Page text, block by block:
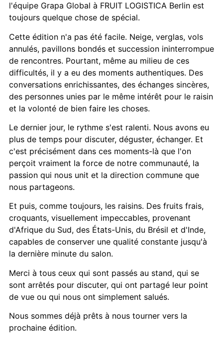
l'équipe Grapa Global à FRUIT LOGISTICA Berlin est
toujours quelque chose de spécial.
Cette édition n'a pas été facile. Neige, verglas, vols
annulés, pavillons bondés et succession ininterrompue
de rencontres. Pourtant, même au milieu de ces
difficultés, il y a eu des moments authentiques. Des
conversations enrichissantes, des échanges sincères,
des personnes unies par le même intérêt pour le raisin
et la volonté de bien faire les choses.
Le dernier jour, le rythme s'est ralenti. Nous avons eu
plus de temps pour discuter, déguster, échanger. Et
c'est précisément dans ces moments-là que l'on
perçoit vraiment la force de notre communauté, la
passion qui nous unit et la direction commune que
nous partageons.
Et puis, comme toujours, les raisins. Des fruits frais,
croquants, visuellement impeccables, provenant
d'Afrique du Sud, des États-Unis, du Brésil et d'Inde,
capables de conserver une qualité constante jusqu'à
la dernière minute du salon.
Merci à tous ceux qui sont passés au stand, qui se
sont arrêtés pour discuter, qui ont partagé leur point
de vue ou qui nous ont simplement salués.
Nous sommes déjà prêts à nous tourner vers la
prochaine édition.